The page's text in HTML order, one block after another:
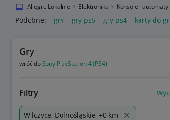
Allegro Lokalnie Elektronika Konsole i automaty
Podobne: gry gry ps5 gry ps4 karty do
Gry
wróć doSony PlayStation 4 (PS4)
Filtry
Wilczyce, Dolnośląskie, +0 km